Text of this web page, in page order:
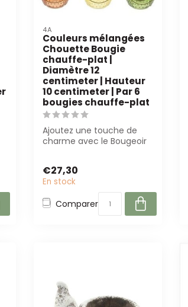
4A
Couleurs mélangées
Chouette Bougie
chauffe-plat |
Diamètre 12
centimeter | Hauteur
10 centimeter | Par 6
bougies chauffe-plat
Ajoutez une touche de
charme avec le Bougeoir
€27,30
En stock
Comparer